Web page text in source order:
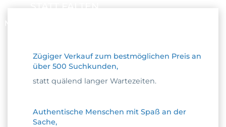
MACHT’S MIT UNS SPASS
Zügiger Verkauf zum bestmöglichen Preis an
über 500 Suchkunden,
statt quälend langer Wartezeiten.
Authentische Menschen mit Spaß an der
Sache,